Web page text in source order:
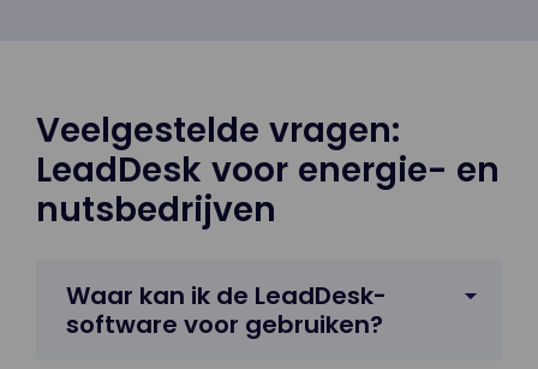
Veelgestelde vragen:
LeadDesk voor energie- en
nutsbedrijven
Waar kan ik de LeadDesk-
software voor gebruiken?